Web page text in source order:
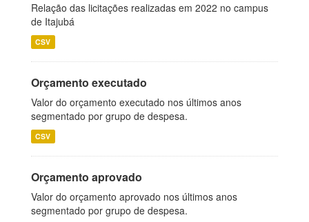
Relação das licitações realizadas em 2022 no campus
de Itajubá
CSV
Orçamento executado
Valor do orçamento executado nos últimos anos
segmentado por grupo de despesa.
CSV
Orçamento aprovado
Valor do orçamento aprovado nos últimos anos
segmentado por grupo de despesa.